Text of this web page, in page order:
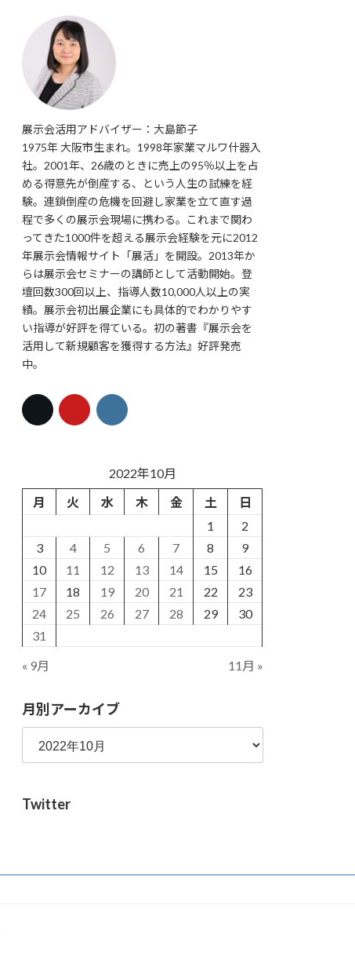
展示会活用アドバイザー：大島節子
1975年 大阪市生まれ。1998年家業マルワ什器入
社。2001年、26歳のときに売上の95％以上を占
める得意先が倒産する、という人生の試練を経
験。連鎖倒産の危機を回避し家業を立て直す過
程で多くの展示会現場に携わる。これまで関わ
ってきた1000件を超える展示会経験を元に2012
年展示会情報サイト「展活」を開設。2013年か
らは展示会セミナーの講師として活動開始。登
壇回数300回以上、指導人数10,000人以上の実
績。展示会初出展企業にも具体的でわかりやす
い指導が好評を得ている。初の著書『展示会を
活用して新規顧客を獲得する方法』好評発売
中。
2022年10月
月
火 水 木 金 土
日
1
2
3
4 5 6 7 8
9
10
11 12 13 14 15
16
17
18 19 20 21 22
23
24
25 26 27 28 29
30
31
« 9月 11月 »
月別アーカイブ
Twitter